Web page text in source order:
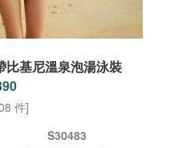
比基尼溫泉泡湯泳裝
件]
S30483